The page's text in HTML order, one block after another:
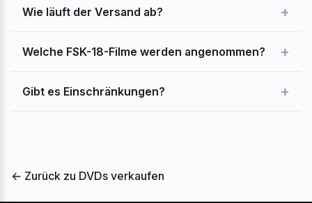
Wie läuft der Versand ab? +
Welche FSK-18-Filme werden angenommen? +
Gibt es Einschränkungen? +
← Zurück zu DVDs verkaufen